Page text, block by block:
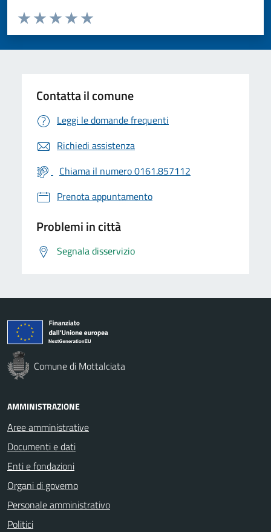
Valuta da 1 a 5 stelle la pagina
Valuta 5 stelle su 5
Valuta 4 stelle su 5
Valuta 3 stelle su 5
Valuta 2 stelle su 5
Valuta 1 stelle su 5
Contatta il comune
Leggi le domande frequenti
Richiedi assistenza
Chiama il numero 0161.857112
Prenota appuntamento
Problemi in città
Segnala disservizio
Comune di Mottalciata
AMMINISTRAZIONE
Aree amministrative
Documenti e dati
Enti e fondazioni
Organi di governo
Personale amministrativo
Politici